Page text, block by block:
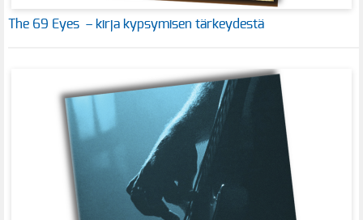
The 69 Eyes – kirja kypsymisen tärkeydestä